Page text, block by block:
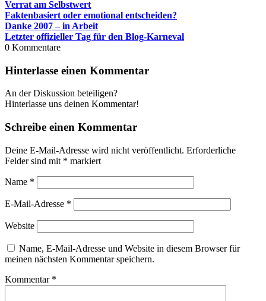
Verrat am Selbstwert
Faktenbasiert oder emotional entscheiden?
Danke 2007 – in Arbeit
Letzter offizieller Tag für den Blog-Karneval
0 Kommentare
Hinterlasse einen Kommentar
An der Diskussion beteiligen?
Hinterlasse uns deinen Kommentar!
Schreibe einen Kommentar
Deine E-Mail-Adresse wird nicht veröffentlicht. Erforderliche
Felder sind mit * markiert
Name *
E-Mail-Adresse *
Website
Name, E-Mail-Adresse und Website in diesem Browser für
meinen nächsten Kommentar speichern.
Kommentar *